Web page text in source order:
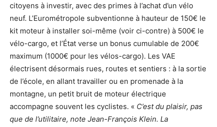
citoyens à investir, avec des primes à l’achat d’un vélo
neuf. L’Eurométropole subventionne à hauteur de 150€ le
kit moteur à installer soi-même (voir ci-contre) à 500€ le
vélo-cargo, et l’État verse un bonus cumulable de 200€
maximum (1000€ pour les vélos-cargo). Les VAE
électrisent désormais rues, routes et sentiers : à la sortie
de l’école, en allant travailler ou en promenade à la
montagne, un petit bruit de moteur électrique
accompagne souvent les cyclistes. « C’est du plaisir, pas
que de l’utilitaire, note Jean-François Klein. La